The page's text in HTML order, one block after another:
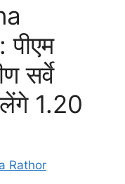
सर्वे
1.20
Rathor